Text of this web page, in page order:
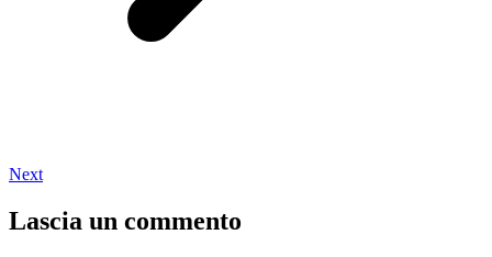
Next
Lascia un commento